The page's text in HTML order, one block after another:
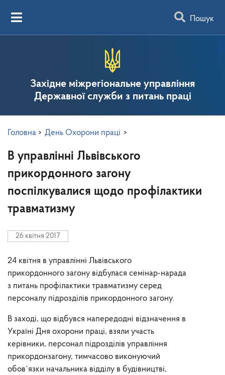
Пошук
Західне міжрегіональне управління
Державної служби з питань праці
Головна > День Охорони праці >
В управлінні Львівського
прикордонного загону
поспілкувалися щодо профілактики
травматизму
26 квітня 2017
24 квітня в управлінні Львівського
прикордонного загону відбулася семінар-нарада
з питань профілактики травматизму серед
персоналу підрозділів прикордонного загону.
В заході, що відбувся напередодні відзначення в
Україні Дня охорони праці, взяли участь
керівники, персонал підрозділів управління
прикордонзагону, тимчасово виконуючий
обов`язки начальника відділу в будівництві,